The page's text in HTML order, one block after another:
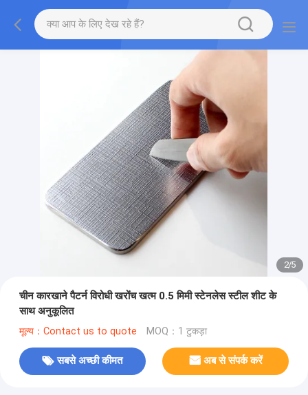
2/5
चीन कारखाने पैटर्न विरोधी खरोंच खत्म 0.5 मिमी स्टेनलेस स्टील शीट के
साथ अनुकूलित
मूल्य：Contact us to quote MOQ：1 टुकड़ा
सबसे अच्छी कीमत अब से संपर्क करें